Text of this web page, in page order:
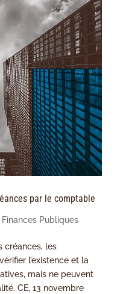
par le comptable
Publiques
créances, les
l’existence et la
mais ne peuvent
CE, 13 novembre